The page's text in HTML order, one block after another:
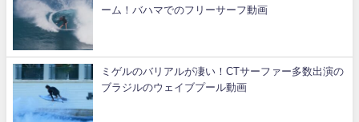
ーム！バハマでのフリーサーフ動画
ミゲルのバリアルが凄い！CTサーファー多数出演の
ブラジルのウェイブプール動画